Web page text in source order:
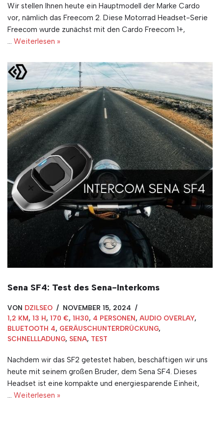
Wir stellen Ihnen heute ein Hauptmodell der Marke Cardo
vor, nämlich das Freecom 2. Diese Motorrad Headset-Serie
Freecom wurde zunächst mit den Cardo Freecom 1+,
… Weiterlesen »
Sena SF4: Test des Sena-Interkoms
VON DZILSEO
NOVEMBER 15, 2024
1,2 KM, 13 H, 170 €, 1H30, 4 PERSONEN, AUDIO OVERLAY,
BLUETOOTH 4, GERÄUSCHUNTERDRÜCKUNG,
SCHNELLLADUNG, SENA, TEST
Nachdem wir das SF2 getestet haben, beschäftigen wir uns
heute mit seinem großen Bruder, dem Sena SF4. Dieses
Headset ist eine kompakte und energiesparende Einheit,
… Weiterlesen »